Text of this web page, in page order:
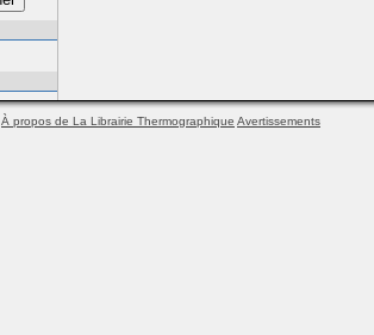
À propos de La Librairie Thermographique Avertissements